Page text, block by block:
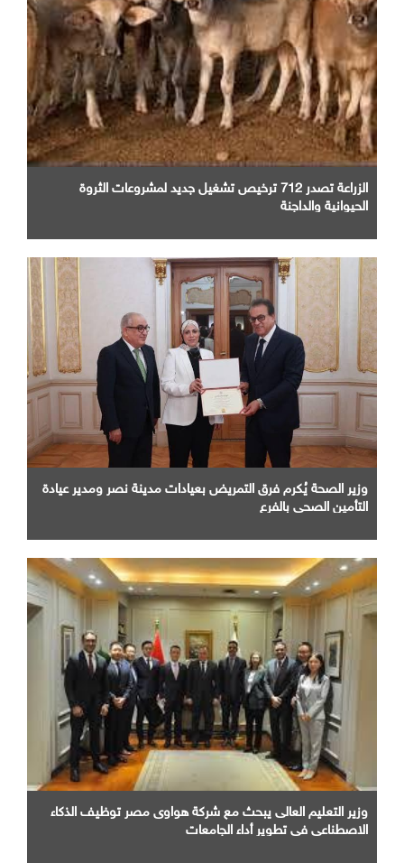
الزراعة تصدر 712 ترخيص تشغيل جديد لمشروعات الثروة
الحيوانية والداجنة
وزير الصحة يُكرم فرق التمريض بعيادات مدينة نصر ومدير عيادة
التأمين الصحى بالفرع
وزير التعليم العالى يبحث مع شركة هواوى مصر توظيف الذكاء
الاصطناعى فى تطوير أداء الجامعات